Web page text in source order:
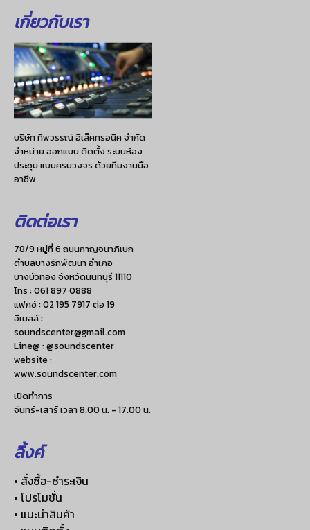
เกี่ยวกับเรา
บริษัท ทิพวรรณ์ อีเล็คทรอนิค จำกัด
จำหน่าย ออกแบบ ติดตั้ง ระบบห้อง
ประชุม แบบครบวงจร ด้วยทีมงานมือ
อาชีพ
ติดต่อเรา
78/9 หมู่ที่ 6 ถนนกาญจนาภิเษก
ตำบลบางรักพัฒนา อำเภอ
บางบัวทอง จังหวัดนนทบุรี 11110
โทร :061 897 0888
แฟกซ์ :02 195 7917 ต่อ 19
อีเมลล์ :
soundscenter@gmail.com
Line@ : @soundscenter
website :
www.soundscenter.com
เปิดทำการ
จันทร์-เสาร์ เวลา 8.00 น. - 17.00 น.
ลิ้งค์
• สั่งซื้อ-ชำระเงิน
• โปรโมชั่น
• แนะนำสินค้า